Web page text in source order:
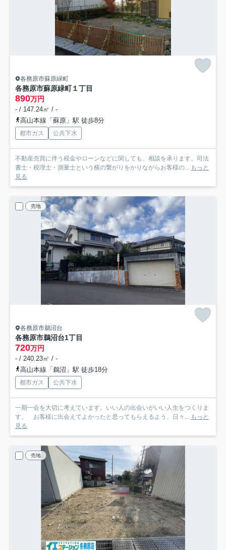
各務原市蘇原緑町
各務原市蘇原緑町１丁目
890万円
- / 147.24㎡ / -
高山本線「蘇原」駅 徒歩8分
都市ガス 公共下水
不動産売買に伴う税金やローンなどに関しても、相談を承ります。司法
書士・税理士・測量士という横の繋がりをかりながらお客様の...
もっと
見る
売地
各務原市鵜沼台
各務原市鵜沼台1丁目
720万円
- / 240.23㎡ / -
高山本線「鵜沼」駅 徒歩18分
都市ガス 公共下水
一期一会を大切に考えています。いい人の出会いがいい人生をつくりま
す。 お客様に出会えてよかったと思ってもらえるよう、日々...
もっと
見る
売地